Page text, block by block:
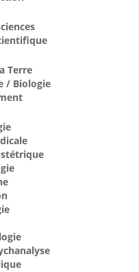
Terre
/ Biologie